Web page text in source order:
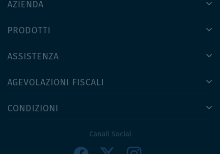
AZIENDA
PRODOTTI
ASSISTENZA
AGEVOLAZIONI FISCALI
CONDIZIONI
Canali Social